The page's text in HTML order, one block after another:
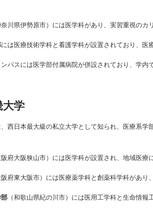
奈川県伊勢原市）には医学科があり、実習重視のカ
には医療技術学科と看護学科が設置されており、医
パスには医学部付属病院が併設されており、学内
大学
西日本最大級の私立大学として知られ、医療系
阪府大阪狭山市）には医学科が設置され、地域医療
阪府東大阪市）には医療薬学科と創薬科学科があり
（和歌山県紀の川市）には医用工学科と生命情